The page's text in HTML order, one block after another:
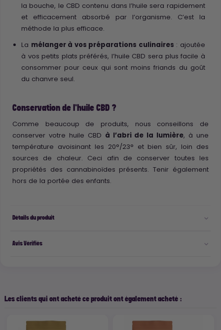
la bouche, le CBD contenu dans l’huile sera rapidement
et efficacement absorbé par l’organisme. C’est la
méthode la plus efficace.
La mélanger à vos préparations culinaires : ajoutée
à vos petits plats préférés, l’huile CBD sera plus facile à
consommer pour ceux qui sont moins friands du goût
du chanvre seul.
Conservation de l’huile CBD ?
Comme beaucoup de produits, nous conseillons de
conserver votre huile CBD à l’abri de la lumière, à une
température avoisinant les 20°/23° et bien sûr, loin des
sources de chaleur. Ceci afin de conserver toutes les
propriétés des cannabinoïdes présents. Tenir également
hors de la portée des enfants.
Détails du produit
Avis Vérifiés
Les clients qui ont acheté ce produit ont également acheté :